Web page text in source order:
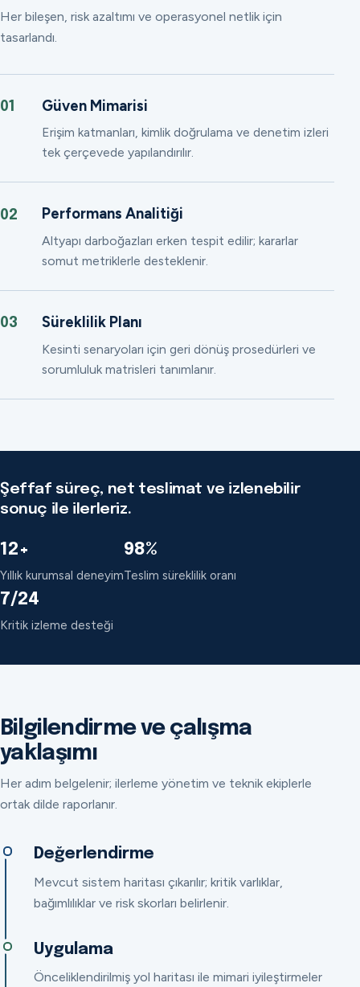
Her bileşen, risk azaltımı ve operasyonel netlik için
tasarlandı.
01 Güven Mimarisi
Erişim katmanları, kimlik doğrulama ve denetim izleri
tek çerçevede yapılandırılır.
02 Performans Analitiği
Altyapı darboğazları erken tespit edilir; kararlar
somut metriklerle desteklenir.
03 Süreklilik Planı
Kesinti senaryoları için geri dönüş prosedürleri ve
sorumluluk matrisleri tanımlanır.
Şeffaf süreç, net teslimat ve izlenebilir
sonuç ile ilerleriz.
12+
Yıllık kurumsal deneyim
98%
Teslim süreklilik oranı
7/24
Kritik izleme desteği
Bilgilendirme ve çalışma
yaklaşımı
Her adım belgelenir; ilerleme yönetim ve teknik ekiplerle
ortak dilde raporlanır.
Değerlendirme
Mevcut sistem haritası çıkarılır; kritik varlıklar,
bağımlılıklar ve risk skorları belirlenir.
Uygulama
Önceliklendirilmiş yol haritası ile mimari iyileştirmeler